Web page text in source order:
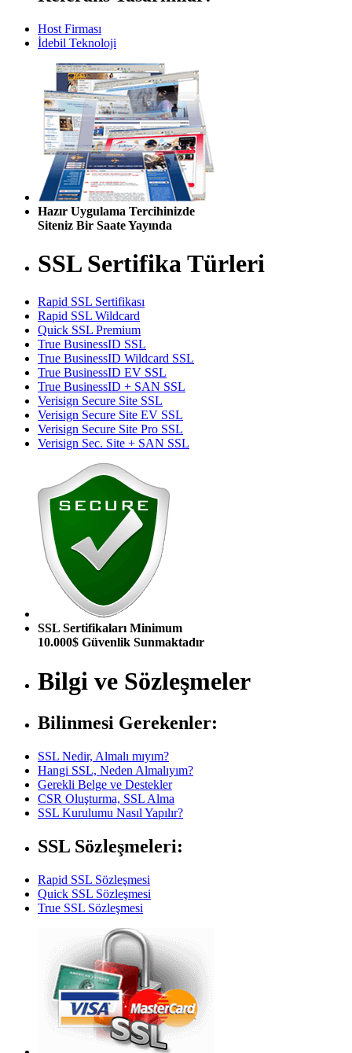
Host Firması
İdebil Teknoloji
Hazır Uygulama Tercihinizde
Siteniz Bir Saate Yayında
SSL Sertifika Türleri
Rapid SSL Sertifikası
Rapid SSL Wildcard
Quick SSL Premium
True BusinessID SSL
True BusinessID Wildcard SSL
True BusinessID EV SSL
True BusinessID + SAN SSL
Verisign Secure Site SSL
Verisign Secure Site EV SSL
Verisign Secure Site Pro SSL
Verisign Sec. Site + SAN SSL
SSL Sertifikaları Minimum
10.000$ Güvenlik Sunmaktadır
Bilgi ve Sözleşmeler
Bilinmesi Gerekenler:
SSL Nedir, Almalı mıyım?
Hangi SSL, Neden Almalıyım?
Gerekli Belge ve Destekler
CSR Oluşturma, SSL Alma
SSL Kurulumu Nasıl Yapılır?
SSL Sözleşmeleri:
Rapid SSL Sözleşmesi
Quick SSL Sözleşmesi
True SSL Sözleşmesi